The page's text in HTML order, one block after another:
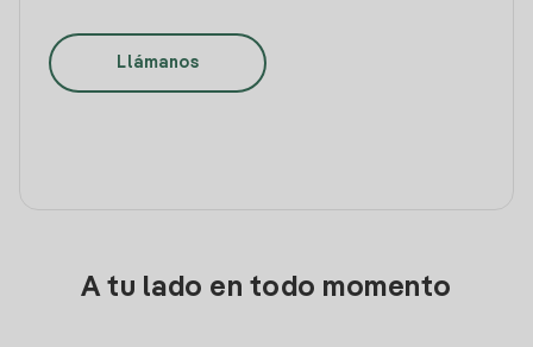
Llámanos
A tu lado en todo momento